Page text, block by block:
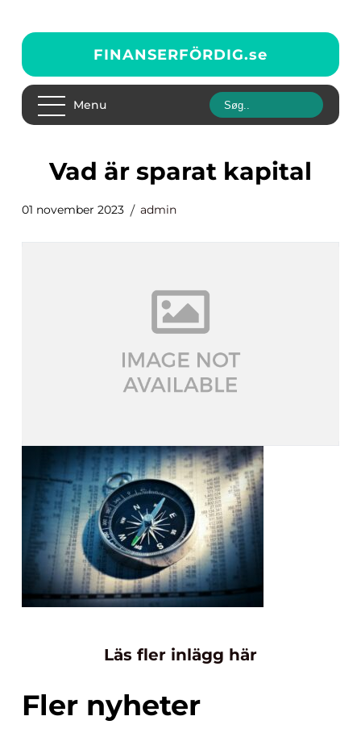
FINANSERFÖRDIG.se
Menu
vad är sparat kapital
01 november 2023 admin
Läs fler inlägg här
Fler nyheter